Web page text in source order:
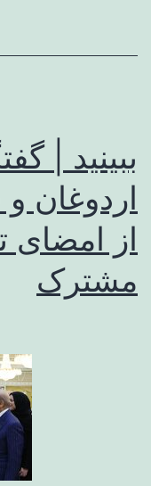
و
کرد
ببینید |
اردوغان
از امضای
مشترک